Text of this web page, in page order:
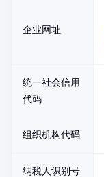
企业网址
统一社会信用
代码
组织机构代码
纳税人识别号